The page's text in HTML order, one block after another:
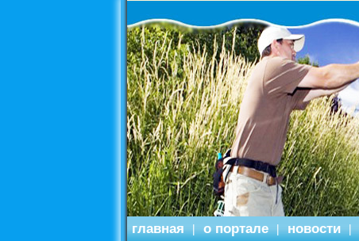
главная | о портале | новости |